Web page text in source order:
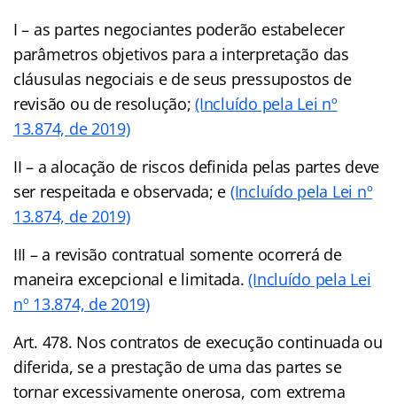
I – as partes negociantes poderão estabelecer
parâmetros objetivos para a interpretação das
cláusulas negociais e de seus pressupostos de
revisão ou de resolução;(Incluído pela Lei nº
13.874, de 2019)
II – a alocação de riscos definida pelas partes deve
ser respeitada e observada; e (Incluído pela Lei nº
13.874, de 2019)
III – a revisão contratual somente ocorrerá de
maneira excepcional e limitada.(Incluído pela Lei
nº 13.874, de 2019)
Art. 478. Nos contratos de execução continuada ou
diferida, se a prestação de uma das partes se
tornar excessivamente onerosa, com extrema